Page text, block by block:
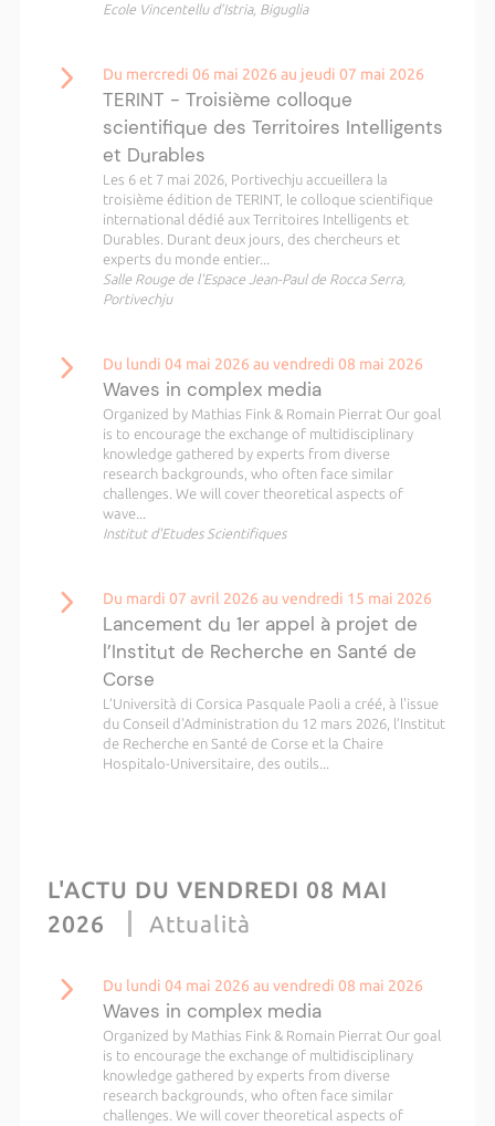
Ecole Vincentellu d’Istria, Biguglia
Du mercredi 06 mai 2026 au jeudi 07 mai 2026
TERINT - Troisième colloque
scientifique des Territoires Intelligents
et Durables
Les 6 et 7 mai 2026, Portivechju accueillera la
troisième édition de TERINT, le colloque scientifique
international dédié aux Territoires Intelligents et
Durables. Durant deux jours, des chercheurs et
experts du monde entier...
Salle Rouge de l'Espace Jean-Paul de Rocca Serra,
Portivechju
Du lundi 04 mai 2026 au vendredi 08 mai 2026
Waves in complex media
Organized by Mathias Fink & Romain Pierrat Our goal
is to encourage the exchange of multidisciplinary
knowledge gathered by experts from diverse
research backgrounds, who often face similar
challenges. We will cover theoretical aspects of
wave...
Institut d'Etudes Scientifiques
Du mardi 07 avril 2026 au vendredi 15 mai 2026
Lancement du 1er appel à projet de
l’Institut de Recherche en Santé de
Corse
L’Università di Corsica Pasquale Paoli a créé, à l'issue
du Conseil d'Administration du 12 mars 2026, l’Institut
de Recherche en Santé de Corse et la Chaire
Hospitalo-Universitaire, des outils...
L'ACTU DU VENDREDI 08 MAI
2026
Attualità
Du lundi 04 mai 2026 au vendredi 08 mai 2026
Waves in complex media
Organized by Mathias Fink & Romain Pierrat Our goal
is to encourage the exchange of multidisciplinary
knowledge gathered by experts from diverse
research backgrounds, who often face similar
challenges. We will cover theoretical aspects of